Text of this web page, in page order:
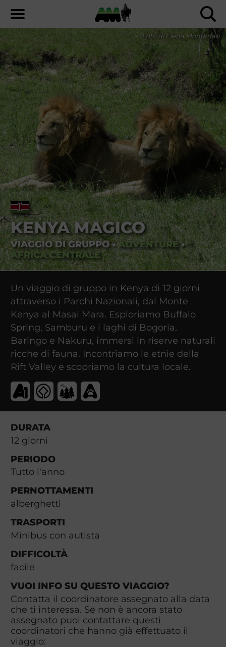
KENYA MAGICO
VIAGGIO DI GRUPPO•ADVENTURE•
AFRICA CENTRALE
Foto di Elena Montanari
Un viaggio di gruppo in Kenya di 12 giorni
attraverso i Parchi Nazionali, dal Monte
Kenya al Masai Mara. Esploriamo Buffalo
Spring, Samburu e i laghi di Bogoria,
Baringo e Nakuru, immersi in riserve naturali
ricche di fauna. Incontriamo le etnie della
Rift Valley e scopriamo la cultura locale.
DURATA
12 giorni
PERIODO
Tutto l'anno
PERNOTTAMENTI
alberghetti
TRASPORTI
Minibus con autista
DIFFICOLTÀ
facile
VUOI INFO SU QUESTO VIAGGIO?
Contatta il coordinatore assegnato alla data
che ti interessa. Se non è ancora stato
assegnato puoi contattare questi
coordinatori che hanno già effettuato il
viaggio: